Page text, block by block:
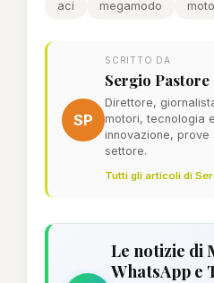
aci megamodo
SP
SCRITTO DA
Sergio Pastore
Direttore,
motori, tecnologia
innovazione,
settore.
Tutti gli articoli di
Le notizie di
WhatsApp e